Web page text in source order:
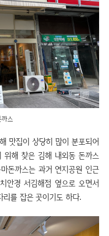
스
맛집이 상당히 많이 분포되어
해 찾은 김해 내외동 돈까스
돈까스는 과거 연지공원 인근
안경 서김해점 옆으로 오면서
를 잡은 곳이기도 하다.